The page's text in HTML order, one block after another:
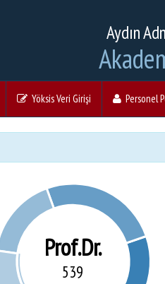
Aydın
Yöksis Veri Girişi Personel
Prof.Dr.
539